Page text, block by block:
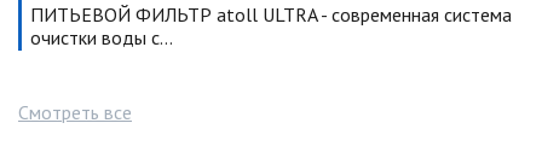
ПИТЬЕВОЙ ФИЛЬТР atoll ULTRA - современная система
очистки воды с…
Смотреть все